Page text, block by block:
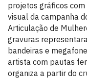
projetos gráficos
visual da campanha
Articulação de
gravuras
bandeiras e
artista com pautas
organiza a partir do